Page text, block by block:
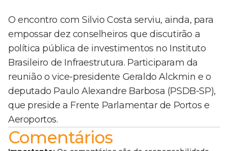
O encontro com Silvio Costa serviu, ainda, para
empossar dez conselheiros que discutirão a
política pública de investimentos no Instituto
Brasileiro de Infraestrutura. Participaram da
reunião o vice-presidente Geraldo Alckmin e o
deputado Paulo Alexandre Barbosa (PSDB-SP),
que preside a Frente Parlamentar de Portos e
Aeroportos.
Comentários